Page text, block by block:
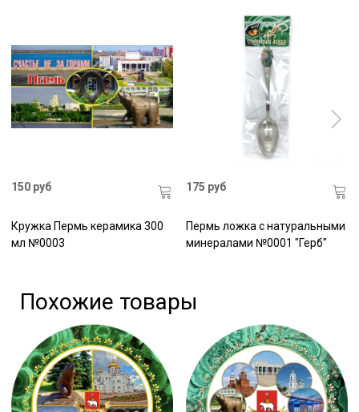
150 руб
Кружка Пермь керамика 300
мл №0003
175 руб
Пермь ложка с натуральными
минералами №0001 "Герб"
Похожие товары